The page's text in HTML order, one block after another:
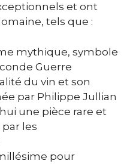
et ont
tels que :
mythique, symbole
Guerre
du vin et son
par Philippe Jullian
une pièce rare et
les
pour